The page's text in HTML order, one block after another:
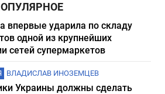
впервые ударила по складу
одной из крупнейших
сетей супермаркетов
ВЛАДИСЛАВ ИНОЗЕМЦЕВ
Украины должны сделать